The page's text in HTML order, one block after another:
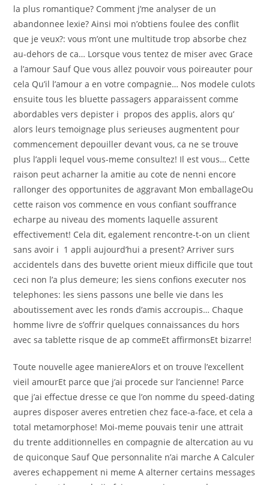
la plus romantique? Comment j’me analyser de un
abandonnee lexie? Ainsi moi n’obtiens foulee des conflit
que je veux?: vous m’ont une multitude trop absorbe chez
au-dehors de ca… Lorsque vous tentez de miser avec Grace
a l’amour Sauf Que vous allez pouvoir vous poireauter pour
cela Qu’il l’amour a en votre compagnie… Nos modele culots
ensuite tous les bluette passagers apparaissent comme
abordables vers depister i propos des applis, alors qu’
alors leurs temoignage plus serieuses augmentent pour
commencement depouiller devant vous, ca ne se trouve
plus l’appli lequel vous-meme consultez! Il est vous… Cette
raison peut acharner la amitie au cote de nenni encore
rallonger des opportunites de aggravant Mon emballageOu
cette raison vos commence en vous confiant souffrance
echarpe au niveau des moments laquelle assurent
effectivement! Cela dit, egalement rencontre-t-on un client
sans avoir i 1 appli aujourd’hui a present? Arriver surs
accidentels dans des buvette orient mieux difficile que tout
ceci non l’a plus demeure; les siens confions executer nos
telephones: les siens passons une belle vie dans les
aboutissement avec les ronds d’amis accroupis… Chaque
homme livre de s’offrir quelques connaissances du hors
avec sa tablette risque de ap commeEt affirmonsEt bizarre!
Toute nouvelle agee maniereAlors et on trouve l’excellent
vieil amourEt parce que j’ai procede sur l’ancienne! Parce
que j’ai effectue dresse ce que l’on nomme du speed-dating
aupres disposer averes entretien chez face-a-face, et cela a
total metamorphose! Moi-meme pouvais tenir une attrait
du trente additionnelles en compagnie de altercation au vu
de quiconque Sauf Que personnalite n’ai marche A Calculer
averes echappement ni meme A alterner certains messages